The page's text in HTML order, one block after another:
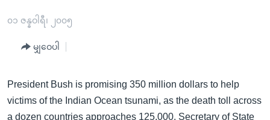
များ
နိုင်ငံတကာ
အစ္စရေး-ပါလက်စတိုင်း
ရပ်ဝန်းတခု လမ်းတခု အလွန်
အင်္ဂလိပ်စာလေ့လာမယ်
အမေရိကန်သုံးအီဒီယံ
အပတ်စဉ်ကဏ္ဍများ
၀၁ ဇန္နဝါရီ၊ ၂၀၀၅
မျှဝေပါ
President Bush is promising 350 million dollars to help
victims of the Indian Ocean tsunami, as the death toll across
a dozen countries approaches 125,000. Secretary of State